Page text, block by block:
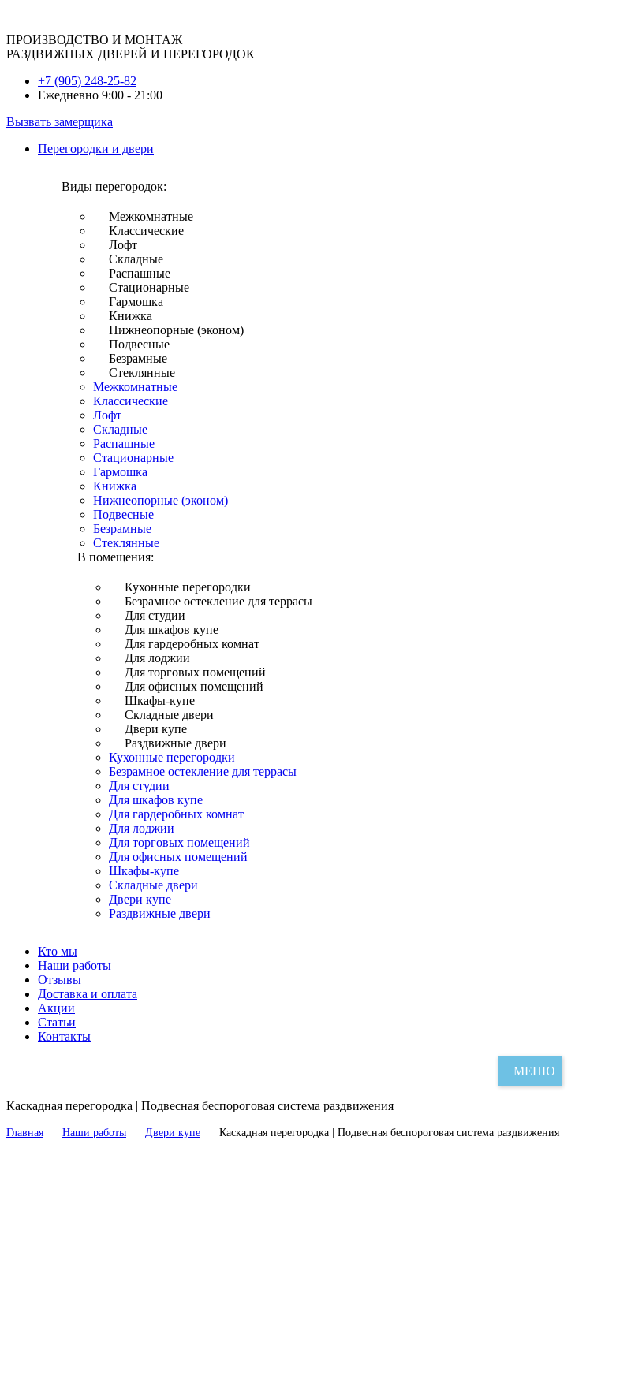
ПРОИЗВОДСТВО И МОНТАЖ
РАЗДВИЖНЫХ ДВЕРЕЙ И ПЕРЕГОРОДОК
+7 (905) 248-25-82
Ежедневно 9:00 - 21:00
Вызвать замерщика
Перегородки и двери
Виды перегородок:
Межкомнатные
Классические
Лофт
Складные
Распашные
Стационарные
Гармошка
Книжка
Нижнеопорные (эконом)
Подвесные
Безрамные
Стеклянные
Межкомнатные
Классические
Лофт
Складные
Распашные
Стационарные
Гармошка
Книжка
Нижнеопорные (эконом)
Подвесные
Безрамные
Стеклянные
В помещения:
Кухонные перегородки
Безрамное остекление для террасы
Для студии
Для шкафов купе
Для гардеробных комнат
Для лоджии
Для торговых помещений
Для офисных помещений
Шкафы-купе
Складные двери
Двери купе
Раздвижные двери
Кухонные перегородки
Безрамное остекление для террасы
Для студии
Для шкафов купе
Для гардеробных комнат
Для лоджии
Для торговых помещений
Для офисных помещений
Шкафы-купе
Складные двери
Двери купе
Раздвижные двери
Кто мы
Наши работы
Отзывы
Доставка и оплата
Акции
Статьи
Контакты
МЕНЮ
Каскадная перегородка | Подвесная беспороговая система раздвижения
Главная Наши работы Двери купе Каскадная перегородка | Подвесная беспороговая система раздвижения